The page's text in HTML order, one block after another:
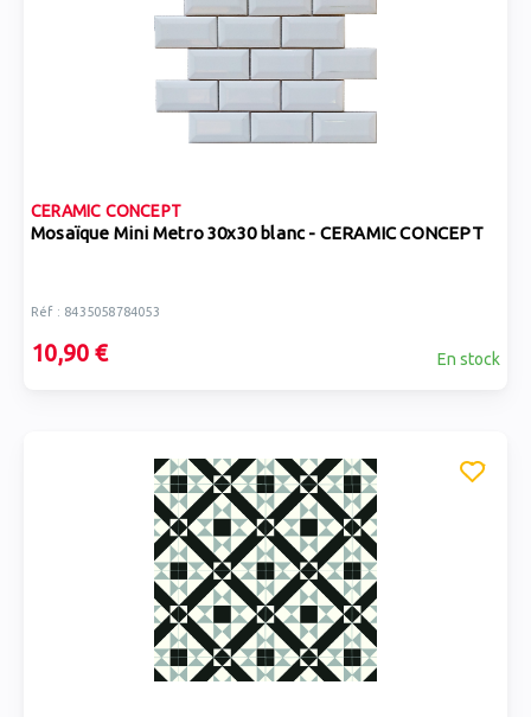
CERAMIC CONCEPT
Mosaïque Mini Metro 30x30 blanc - CERAMIC CONCEPT
Réf : 8435058784053
10,90 € En stock